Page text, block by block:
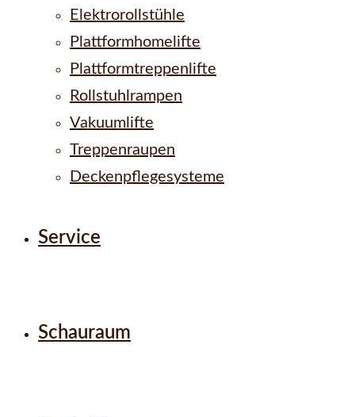
Elektrorollstühle
Plattformhomelifte
Plattformtreppenlifte
Rollstuhlrampen
Vakuumlifte
Treppenraupen
Deckenpflegesysteme
Service
Schauraum